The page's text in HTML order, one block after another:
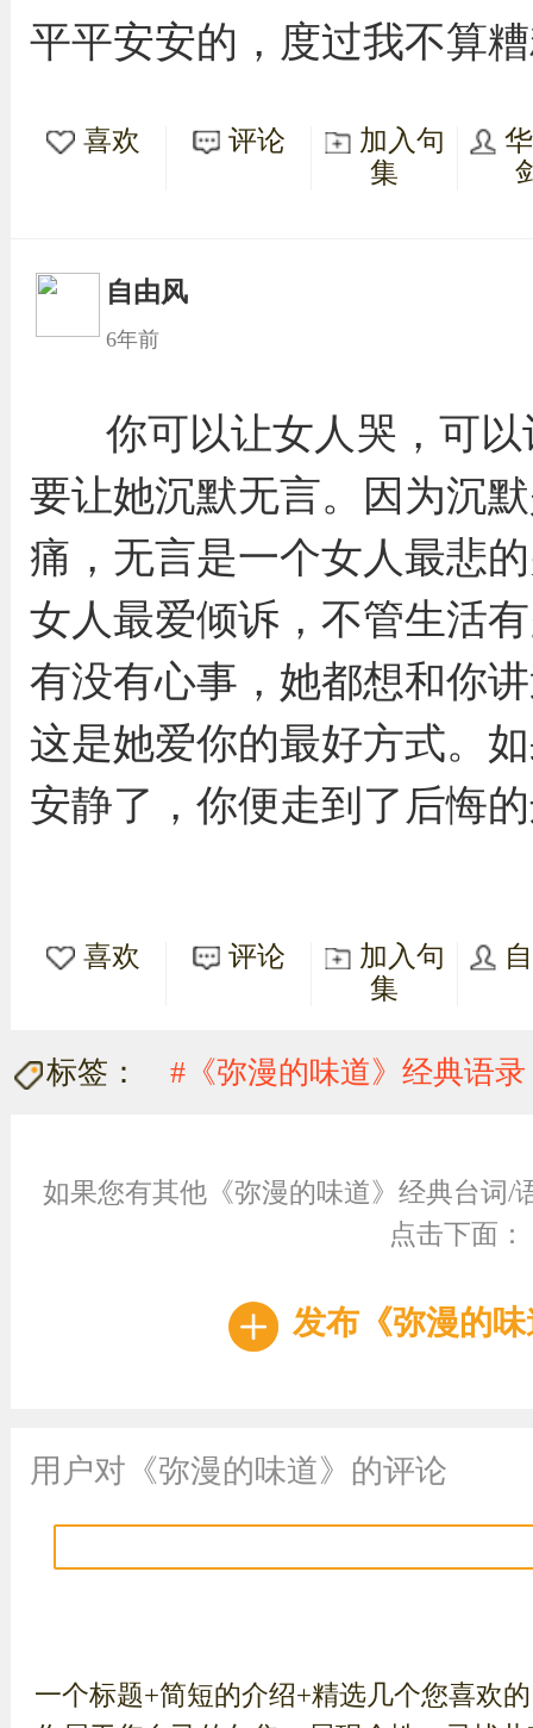
平平安安的，度过我不算
喜欢 评论
加入句
集
自由风
6年前
你可以让女人哭，可
要让她沉默无言。因为沉
痛，无言是一个女人最悲
女人最爱倾诉，不管生活
有没有心事，她都想和你
这是她爱你的最好方式。
安静了，你便走到了后悔
喜欢 评论
加入句
集
标签： #《弥漫的味道》经典语录
如果您有其他《弥漫的味道》经典台词/
点击下面：
发布《弥漫的
用户对《弥漫的味道》的评论
一个标题+简短的介绍+精选几个您喜欢